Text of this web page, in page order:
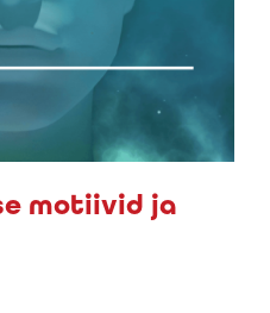
motiivid ja